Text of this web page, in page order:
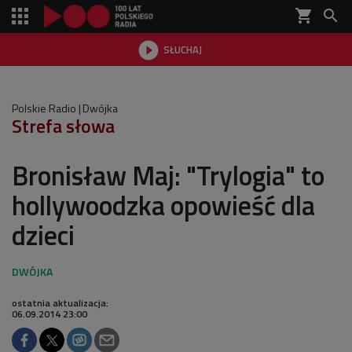
shopping_cart 
 SŁUCHAJ

Polskie Radio Dwójka
Strefa słowa
Bronisław Maj: "Trylogia" to
hollywoodzka opowieść dla
dzieci
ostatnia aktualizacja:
06.09.2014 23:00